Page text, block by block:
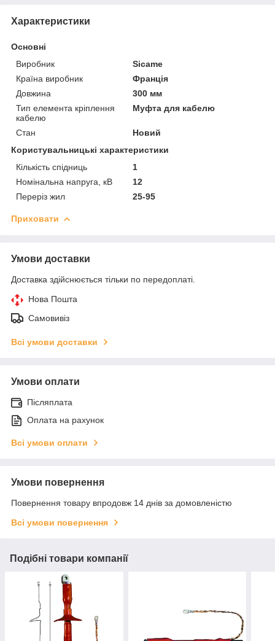
Характеристики
Основні
Виробник
Sicame
Країна виробник
Франція
Довжина
300 мм
Тип елемента кріплення
кабелю
Муфта для кабелю
Стан
Новий
Користувальницькі характеристики
Кількість спідниць
1
Номінальна напруга, кВ
12
Переріз жил
25-95
Приховати
Умови доставки
Доставка здійснюється тільки по передоплаті.
Нова Пошта
Самовивіз
Всі умови доставки
Умови оплати
Післяплата
Оплата на рахунок
Всі умови оплати
Умови повернення
Повернення товару впродовж 14 днів за домовленістю
Всі умови повернення
Подібні товари компанії